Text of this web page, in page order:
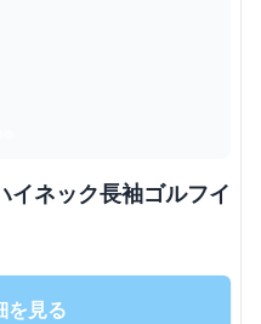
イネック長袖ゴルフイ
を見る